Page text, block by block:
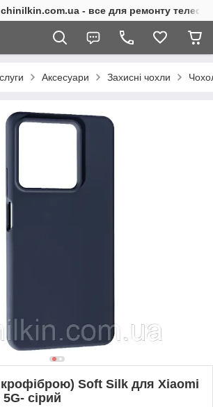
chinilkin.com.ua - все для ремонту
Аксесуари Захисні чохли
Soft Silk для Xiaomi
сірий